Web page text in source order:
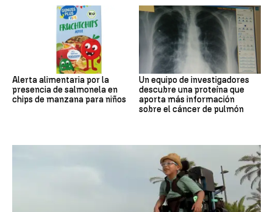
Alerta alimentaria por la
presencia de salmonela en
chips de manzana para niños
Un equipo de investigadores
descubre una proteína que
aporta más información
sobre el cáncer de pulmón